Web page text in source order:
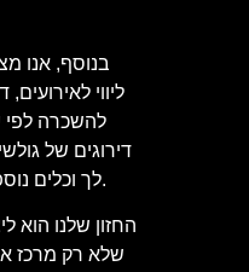
בנוסף, אנו
להשכרה לפי
דירוגים של
לך וכלים נוספים שיסייעו לך לבצע החלטה חכמה.
החזון שלנו הוא
שלא רק מרכז